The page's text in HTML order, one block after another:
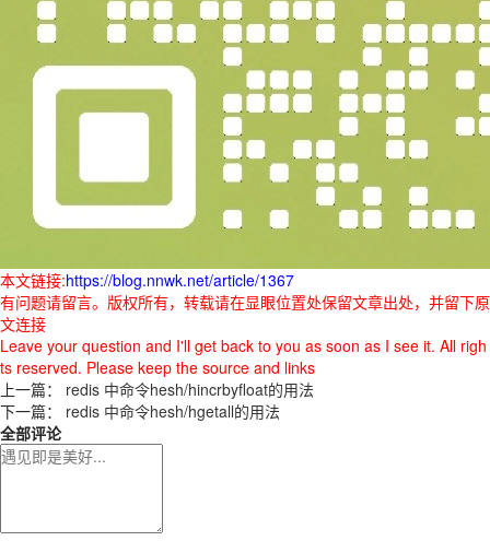
本文链接:https://blog.nnwk.net/article/1367
有问题请留言。版权所有，转载请在显眼位置处保留文章出处，并留下原
文连接
Leave your question and I'll get back to you as soon as I see it. All righ
ts reserved. Please keep the source and links
上一篇： redis 中命令hesh/hincrbyfloat的用法
下一篇： redis 中命令hesh/hgetall的用法
全部评论